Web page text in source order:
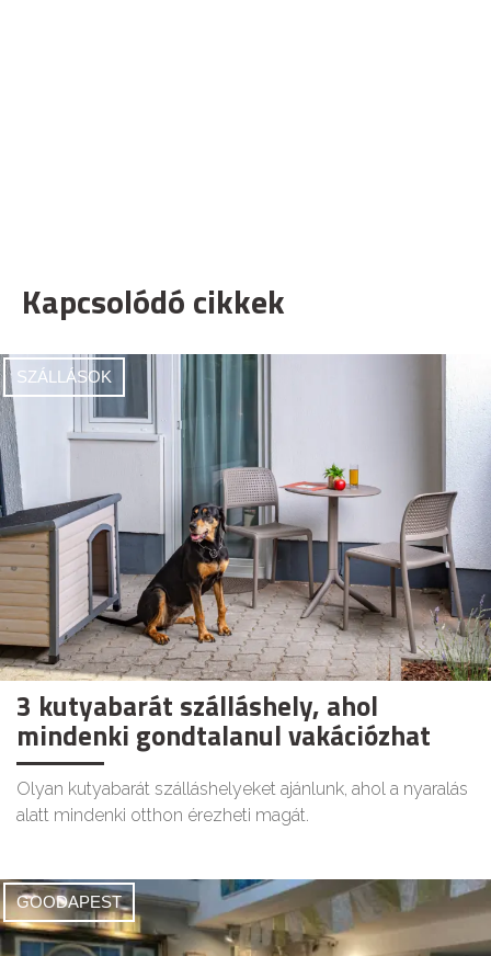
Kapcsolódó cikkek
SZÁLLÁSOK
3 kutyabarát szálláshely, ahol
mindenki gondtalanul vakációzhat
Olyan kutyabarát szálláshelyeket ajánlunk, ahol a nyaralás
alatt mindenki otthon érezheti magát.
GOODAPEST